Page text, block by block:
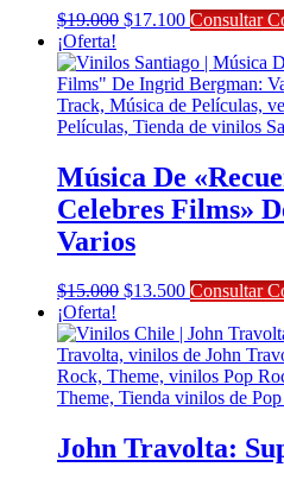
$19.000 El
original
era:
$19.000.
$17.100El
actual
es:
$17.100.
Consultar
¡Oferta!
Música De
Celebres Films»
Varios
$15.000 El
original
era:
$15.000.
$13.500El
actual
es:
$13.500.
Consultar
¡Oferta!
John Travolta: